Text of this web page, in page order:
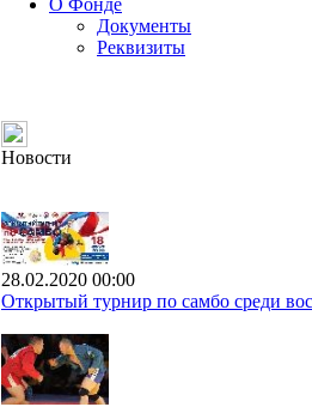
О Фонде
Документы
Реквизиты
Новости
28.02.2020 00:00
Открытый турнир по самбо среди